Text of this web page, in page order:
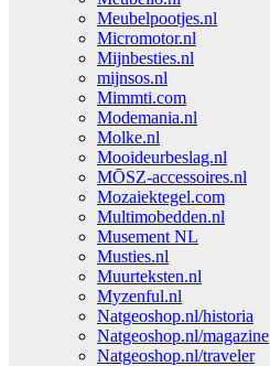
Meubelpootjes.nl
Micromotor.nl
Mijnbesties.nl
mijnsos.nl
Mimmti.com
Modemania.nl
Molke.nl
Mooideurbeslag.nl
MŌSZ-accessoires.nl
Mozaiektegel.com
Multimobedden.nl
Musement NL
Musties.nl
Muurteksten.nl
Myzenful.nl
Natgeoshop.nl/historia
Natgeoshop.nl/magazine
Natgeoshop.nl/traveler